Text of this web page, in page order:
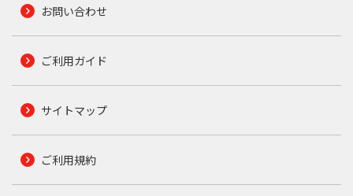
お問い合わせ
ご利用ガイド
サイトマップ
ご利用規約